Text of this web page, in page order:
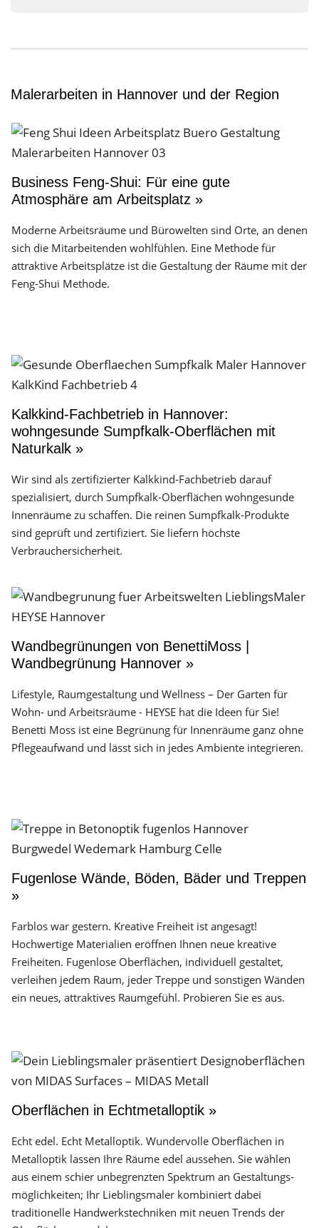
Heyse Lifestyle
Navigation schließen
Malerarbeiten in Hannover und der Region
Business Feng-Shui: Für eine gute
Atmosphäre am Arbeitsplatz »
Moderne Arbeitsräume und Bürowelten sind Orte, an denen
sich die Mitarbeitenden wohlfühlen. Eine Methode für
attraktive Arbeitsplätze ist die Gestaltung der Räume mit der
Feng-Shui Methode.
Kalkkind-Fachbetrieb in Hannover:
wohngesunde Sumpfkalk-Oberflächen mit
Naturkalk »
Wir sind als zertifizierter Kalkkind-Fachbetrieb darauf
spezialisiert, durch Sumpfkalk-Oberflächen wohngesunde
Innenräume zu schaffen. Die reinen Sumpfkalk-Produkte
sind geprüft und zertifiziert. Sie liefern höchste
Verbrauchersicherheit.
Wandbegrünungen von BenettiMoss |
Wandbegrünung Hannover »
Lifestyle, Raumgestaltung und Wellness – Der Garten für
Wohn- und Arbeitsräume - HEYSE hat die Ideen für Sie!
Benetti Moss ist eine Begrünung für Innenräume ganz ohne
Pflegeaufwand und lässt sich in jedes Ambiente integrieren.
Fugenlose Wände, Böden, Bäder und Treppen
»
Farblos war gestern. Kreative Freiheit ist angesagt!
Hochwertige Materialien eröffnen Ihnen neue kreative
Freiheiten. Fugenlose Oberflächen, individuell gestaltet,
verleihen jedem Raum, jeder Treppe und sonstigen Wänden
ein neues, attraktives Raumgefühl. Probieren Sie es aus.
Oberflächen in Echtmetalloptik »
Echt edel. Echt Metalloptik. Wundervolle Oberflächen in
Metalloptik lassen Ihre Räume edel aussehen. Sie wählen
aus einem schier unbegrenzten Spektrum an Gestaltungs­
möglichkeiten; Ihr Lieblingsmaler kombiniert dabei
traditionelle Handwerks­techniken mit neuen Trends der